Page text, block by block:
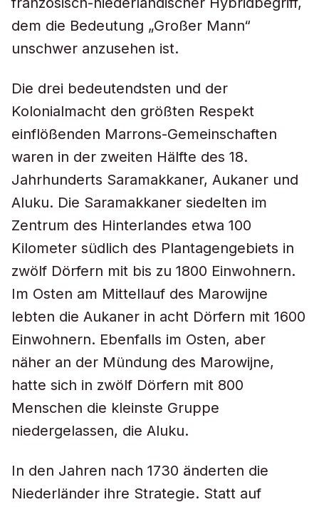
dem die Bedeutung „Großer Mann“
unschwer anzusehen ist.
Die drei bedeutendsten und der
Kolonialmacht den größten Respekt
einflößenden Marrons-Gemeinschaften
waren in der zweiten Hälfte des 18.
Jahrhunderts Saramakkaner, Aukaner und
Aluku. Die Saramakkaner siedelten im
Zentrum des Hinterlandes etwa 100
Kilometer südlich des Plantagengebiets in
zwölf Dörfern mit bis zu 1800 Einwohnern.
Im Osten am Mittellauf des Marowijne
lebten die Aukaner in acht Dörfern mit 1600
Einwohnern. Ebenfalls im Osten, aber
näher an der Mündung des Marowijne,
hatte sich in zwölf Dörfern mit 800
Menschen die kleinste Gruppe
niedergelassen, die Aluku.
In den Jahren nach 1730 änderten die
Niederländer ihre Strategie. Statt auf